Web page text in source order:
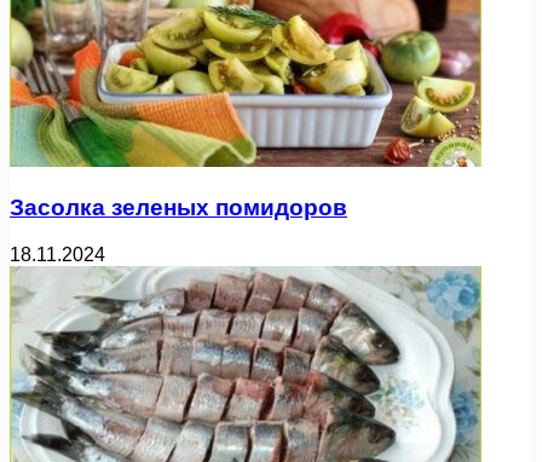
Засолка зеленых помидоров
18.11.2024